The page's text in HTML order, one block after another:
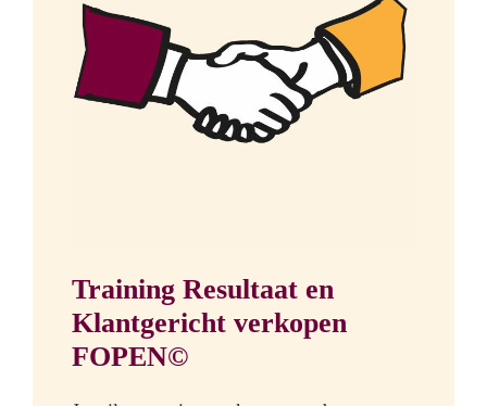
Training Resultaat en
Klantgericht verkopen
FOPEN©